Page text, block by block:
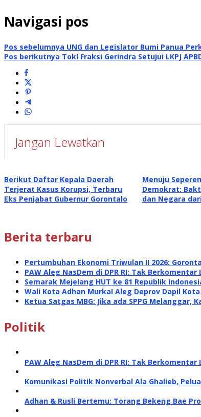
Navigasi pos
Pos sebelumnya UNG dan Legislator Bumi Panua
Pos berikutnya Tok! Fraksi Gerindra Setujui LKPJ
Jangan Lewatkan
Berikut Daftar Kepala Daerah
Terjerat Kasus Korupsi, Terbaru
Eks Penjabat Gubernur Gorontalo
Menuju
Demokrat:
dan Negara
Berita terbaru
Pertumbuhan Ekonomi Triwulan II 2026:
PAW Aleg NasDem di DPR RI: Tak
Semarak Mejelang HUT ke 81 Republik
Wali Kota Adhan Murka! Aleg Deprov Dapil
Ketua Satgas MBG: Jika ada SPPG Melanggar,
Politik
PAW Aleg NasDem di DPR RI: Tak
Komunikasi Politik Nonverbal Ala Ghalieb,
Adhan & Rusli Bertemu: Torang Bekeng Bae